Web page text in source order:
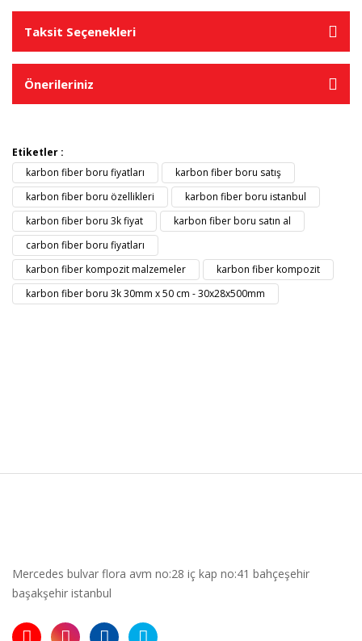
Taksit Seçenekleri
Önerileriniz
Etiketler :
karbon fiber boru fiyatları
karbon fiber boru satış
karbon fiber boru özellikleri
karbon fiber boru istanbul
karbon fiber boru 3k fiyat
karbon fiber boru satın al
carbon fiber boru fiyatları
karbon fiber kompozit malzemeler
karbon fiber kompozit
karbon fiber boru 3k 30mm x 50 cm - 30x28x500mm
Mercedes bulvar flora avm no:28 iç kap no:41 bahçeşehir
başakşehir istanbul